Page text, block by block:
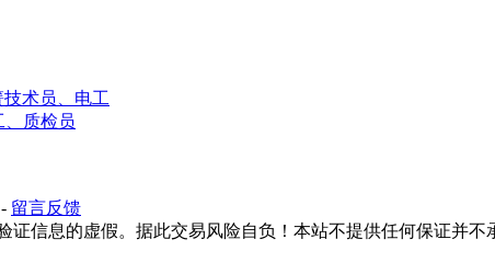
术员、电工
、质检员
- 留言反馈
信息的虚假。据此交易风险自负！本站不提供任何保证并不